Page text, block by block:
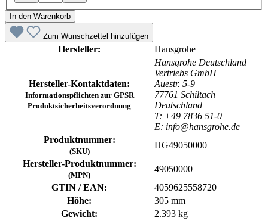
In den Warenkorb
Zum Wunschzettel hinzufügen
Hersteller: Hansgrohe
Hersteller-Kontaktdaten:
Informationspflichten zur GPSR
Produktsicherheitsverordnung
Hansgrohe Deutschland
Vertriebs GmbH
Auestr. 5-9
77761 Schiltach
Deutschland
T: +49 7836 51-0
E: info@hansgrohe.de
Produktnummer:
(SKU)
HG49050000
Hersteller-Produktnummer:
(MPN)
49050000
GTIN / EAN:
4059625558720
Höhe:
305 mm
Gewicht:
2.393 kg